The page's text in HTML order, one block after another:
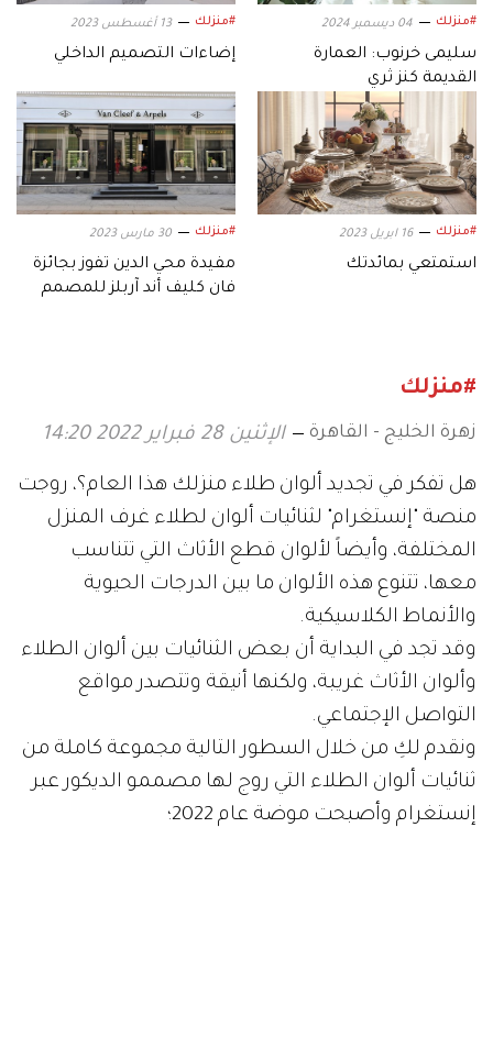
#منزلك 04 ديسمبر 2024
سليمى خرنوب: العمارة
القديمة كنز ثري
#منزلك 13 أغسطس 2023
إضاءات التصميم الداخلي
#منزلك 16 ابريل 2023
استمتعي بمائدتك
#منزلك 30 مارس 2023
مفيدة محي الدين تفوز بجائزة
فان كليف أند آربلز للمصمم
#منزلك
زهرة الخليج - القاهرة الإثنين 28 فبراير 2022 14:20
هل تفكر في تجديد ألوان طلاء منزلك هذا العام؟، روجت
منصة "إنستغرام" لثنائيات ألوان لطلاء غرف المنزل
المختلفة، وأيضاً لألوان قطع الأثاث التي تتناسب
معها، تتنوع هذه الألوان ما بين الدرجات الحيوية
والأنماط الكلاسيكية.
وقد تجد في البداية أن بعض الثنائيات بين ألوان الطلاء
وألوان الأثاث غريبة، ولكنها أنيقة وتتصدر مواقع
التواصل الإجتماعي.
ونقدم لكِ من خلال السطور التالية مجموعة كاملة من
ثنائيات ألوان الطلاء التي روج لها مصممو الديكور عبر
إنستغرام وأصبحت موضة عام 2022؛